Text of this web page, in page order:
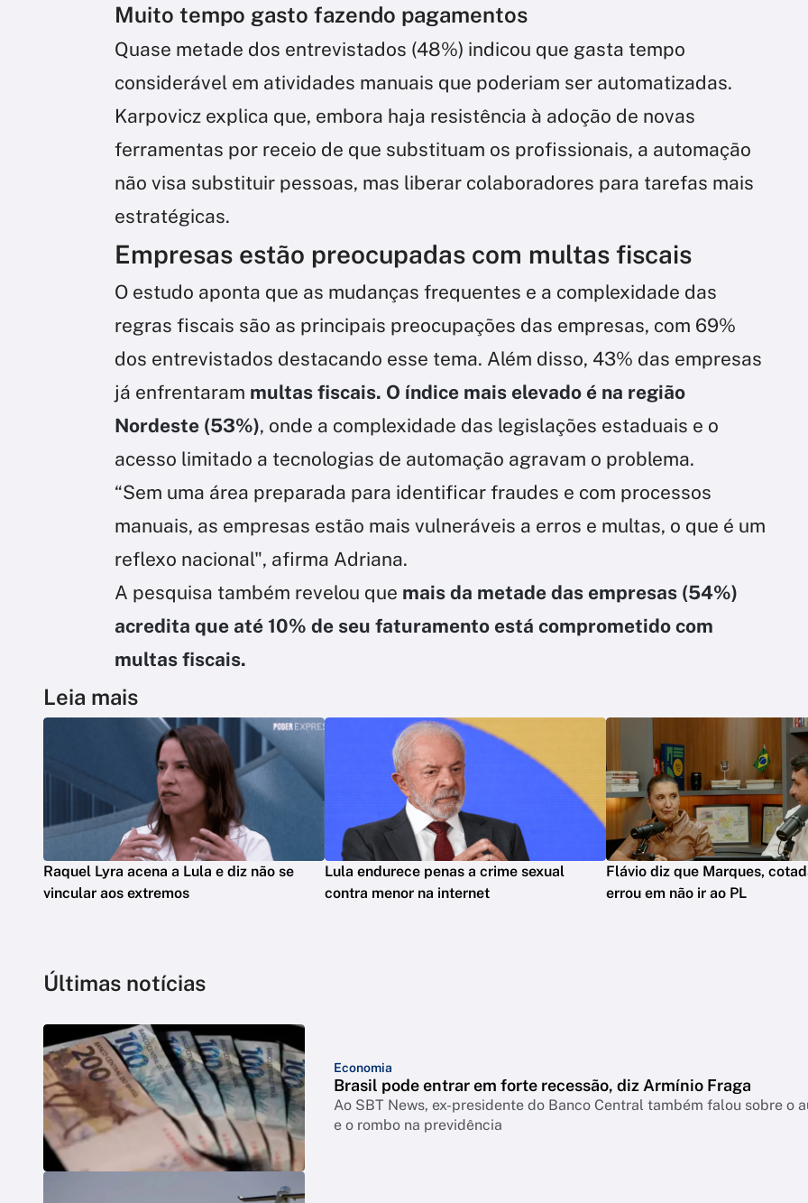
Muito tempo gasto fazendo pagamentos
Quase metade dos entrevistados (48%) indicou que gasta tempo
considerável em atividades manuais que poderiam ser automatizadas.
Karpovicz explica que, embora haja resistência à adoção de novas
ferramentas por receio de que substituam os profissionais, a automação
não visa substituir pessoas, mas liberar colaboradores para tarefas mais
estratégicas.
Empresas estão preocupadas com multas fiscais
O estudo aponta que as mudanças frequentes e a complexidade das
regras fiscais são as principais preocupações das empresas, com 69%
dos entrevistados destacando esse tema. Além disso, 43% das empresas
já enfrentaram multas fiscais. O índice mais elevado é na região
Nordeste (53%), onde a complexidade das legislações estaduais e o
acesso limitado a tecnologias de automação agravam o problema.
“Sem uma área preparada para identificar fraudes e com processos
manuais, as empresas estão mais vulneráveis a erros e multas, o que é um
reflexo nacional", afirma Adriana.
A pesquisa também revelou que mais da metade das empresas (54%)
acredita que até 10% de seu faturamento está comprometido com
multas fiscais.
Leia mais
Raquel Lyra acena a Lula e diz não se
vincular aos extremos
Lula endurece penas a crime sexual
contra menor na internet
Flávio diz que Marques,
errou em não ir ao PL
Últimas notícias
Economia
Brasil pode entrar em forte recessão, diz Armínio Fraga
Ao SBT News, ex-presidente do Banco Central também falou sobre o
e o rombo na previdência